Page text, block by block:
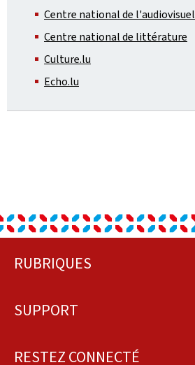
Centre national de l'audiovisuel
Centre national de littérature
Culture.lu
Echo.lu
Pied
page
RUBRIQUES
SUPPORT
RESTEZ CONNECTÉ